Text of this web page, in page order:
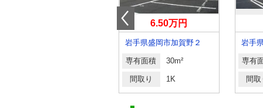
6.50万円
岩手県盛岡市加賀野２
専有面積 30m²
間取り 1K
岩手
専有
間取